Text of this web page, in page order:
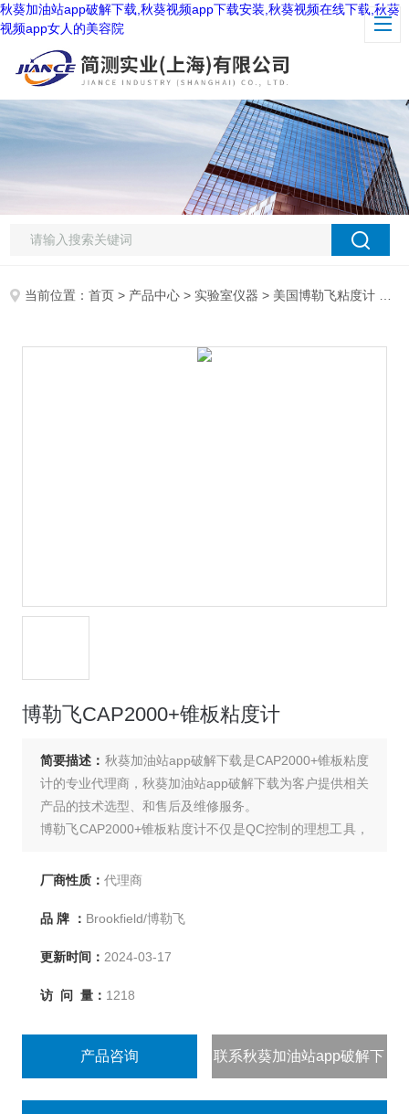
秋葵加油站app破解下载,秋葵视频app下载安装,秋葵视频在线下载,秋葵
视频app女人的美容院
当前位置：首页 > 产品中心 > 实验室仪器 > 美国博勒飞粘度计
博勒飞CAP2000+锥板粘度计
简要描述： 秋葵加油站app破解下载是CAP2000+锥板粘度
计的专业代理商，秋葵加油站app破解下载为客户提供相关
产品的技术选型、和售后及维修服务。
博勒飞CAP2000+锥板粘度计不仅是QC控制的理想工具，
电脑控制。
准： ASTM4287、ISO2884、BS3900
厂商性质： 代理商
品 牌 ： Brookfield/博勒飞
更新时间： 2024-03-17
访 问 量： 1218
产品咨询 联系秋葵加油站app破解下
载